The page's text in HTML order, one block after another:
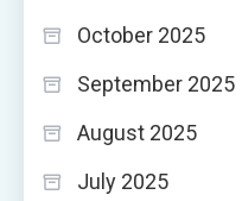
October 2025
September 2025
August 2025
July 2025